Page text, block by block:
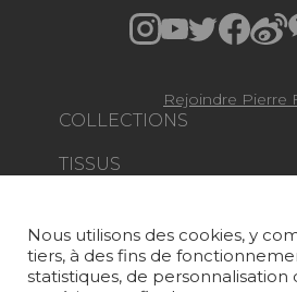
COLLECTIONS
TISSUS
TAPIS ET MOQUETTES
Rejoindre Pierre
Nous utilisons des cookies, y
tiers, à des fins de
statistiques, de personnalisation